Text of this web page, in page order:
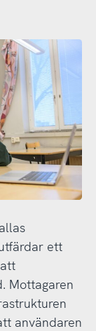
ett
Mottagaren
användaren